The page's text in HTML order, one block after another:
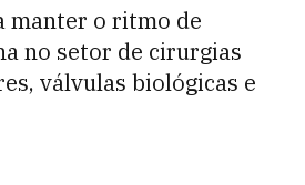
manter o ritmo de
no setor de cirurgias
válvulas biológicas e